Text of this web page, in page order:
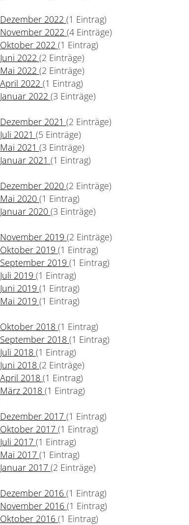
Dezember 2022(1 Eintrag)
November 2022(4 Einträge)
Oktober 2022(1 Eintrag)
Juni 2022(2 Einträge)
Mai 2022(2 Einträge)
April 2022(1 Eintrag)
Januar 2022(3 Einträge)
Dezember 2021(2 Einträge)
Juli 2021(5 Einträge)
Mai 2021(3 Einträge)
Januar 2021(1 Eintrag)
Dezember 2020(2 Einträge)
Mai 2020(1 Eintrag)
Januar 2020(3 Einträge)
November 2019(2 Einträge)
Oktober 2019(1 Eintrag)
September 2019(1 Eintrag)
Juli 2019(1 Eintrag)
Juni 2019(1 Eintrag)
Mai 2019(1 Eintrag)
Oktober 2018(1 Eintrag)
September 2018(1 Eintrag)
Juli 2018(1 Eintrag)
Juni 2018(2 Einträge)
April 2018(1 Eintrag)
März 2018(1 Eintrag)
Dezember 2017(1 Eintrag)
Oktober 2017(1 Eintrag)
Juli 2017(1 Eintrag)
Mai 2017(1 Eintrag)
Januar 2017(2 Einträge)
Dezember 2016(1 Eintrag)
November 2016(1 Eintrag)
Oktober 2016(1 Eintrag)